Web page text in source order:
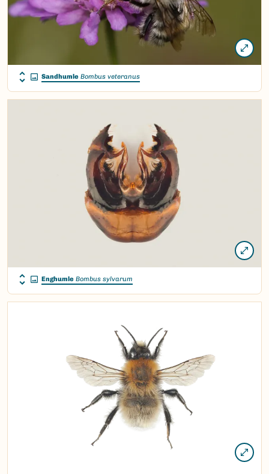
Sandhumle Bombus veteranus
Enghumle Bombus sylvarum